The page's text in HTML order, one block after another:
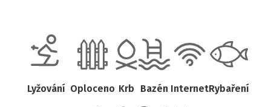
Lyžování Oploceno Krb Bazén InternetRybaření